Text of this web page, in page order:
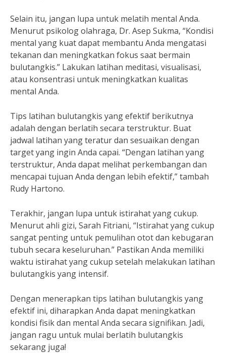
Selain itu, jangan lupa untuk melatih mental Anda.
Menurut psikolog olahraga, Dr. Asep Sukma, “Kondisi
mental yang kuat dapat membantu Anda mengatasi
tekanan dan meningkatkan fokus saat bermain
bulutangkis.” Lakukan latihan meditasi, visualisasi,
atau konsentrasi untuk meningkatkan kualitas
mental Anda.
Tips latihan bulutangkis yang efektif berikutnya
adalah dengan berlatih secara terstruktur. Buat
jadwal latihan yang teratur dan sesuaikan dengan
target yang ingin Anda capai. “Dengan latihan yang
terstruktur, Anda dapat melihat perkembangan dan
mencapai tujuan Anda dengan lebih efektif,” tambah
Rudy Hartono.
Terakhir, jangan lupa untuk istirahat yang cukup.
Menurut ahli gizi, Sarah Fitriani, “Istirahat yang cukup
sangat penting untuk pemulihan otot dan kebugaran
tubuh secara keseluruhan.” Pastikan Anda memiliki
waktu istirahat yang cukup setelah melakukan latihan
bulutangkis yang intensif.
Dengan menerapkan tips latihan bulutangkis yang
efektif ini, diharapkan Anda dapat meningkatkan
kondisi fisik dan mental Anda secara signifikan. Jadi,
jangan ragu untuk mulai berlatih bulutangkis
sekarang juga!